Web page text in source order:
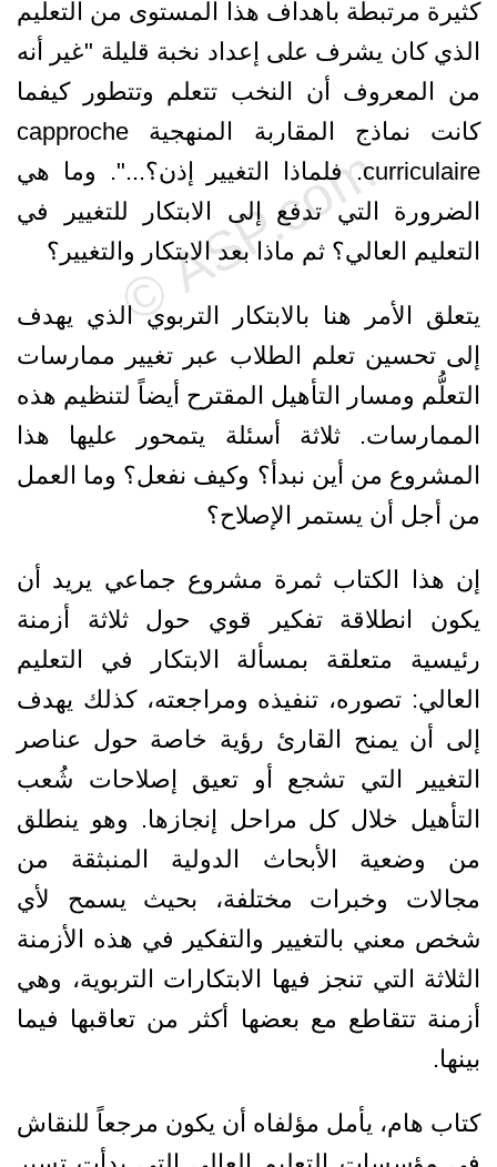
كثيرة مرتبطة بأهداف هذا المستوى من التعليم
الذي كان يشرف على إعداد نخبة قليلة "غير أنه
من المعروف أن النخب تتعلم وتتطور كيفما
كانت نماذج المقاربة المنهجية capproche
curriculaire. فلماذا التغيير إذن؟...". وما هي
الضرورة التي تدفع إلى الابتكار للتغيير في
التعليم العالي؟ ثم ماذا بعد الابتكار والتغيير؟
يتعلق الأمر هنا بالابتكار التربوي الذي يهدف
إلى تحسين تعلم الطلاب عبر تغيير ممارسات
التعلُّم ومسار التأهيل المقترح أيضاً لتنظيم هذه
الممارسات. ثلاثة أسئلة يتمحور عليها هذا
المشروع من أين نبدأ؟ وكيف نفعل؟ وما العمل
من أجل أن يستمر الإصلاح؟
إن هذا الكتاب ثمرة مشروع جماعي يريد أن
يكون انطلاقة تفكير قوي حول ثلاثة أزمنة
رئيسية متعلقة بمسألة الابتكار في التعليم
العالي: تصوره، تنفيذه ومراجعته، كذلك يهدف
إلى أن يمنح القارئ رؤية خاصة حول عناصر
التغيير التي تشجع أو تعيق إصلاحات شُعب
التأهيل خلال كل مراحل إنجازها. وهو ينطلق
من وضعية الأبحاث الدولية المنبثقة من
مجالات وخبرات مختلفة، بحيث يسمح لأي
شخص معني بالتغيير والتفكير في هذه الأزمنة
الثلاثة التي تنجز فيها الابتكارات التربوية، وهي
أزمنة تتقاطع مع بعضها أكثر من تعاقبها فيما
بينها.
كتاب هام، يأمل مؤلفاه أن يكون مرجعاً للنقاش